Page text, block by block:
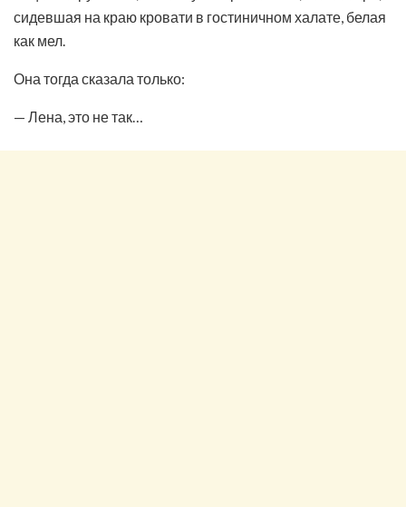
сидевшая на краю кровати в гостиничном халате, белая
как мел.
Она тогда сказала только:
— Лена, это не так…